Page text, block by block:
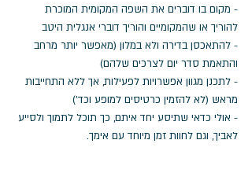
- מקום בו דוברים את השפה המקומית המוכרת
להוריך או שהמקומיים והוריך דוברי אנגלית היטב
- להתאכסן בדירה ולא במלון (מאפשר יותר מרחב
והתאמת סדר יום לצרכים שלהם)
- לתכנן מגוון אפשרויות לפעילות, אך ללא התחייבות
מראש (לא להזמין כרטיסים למופע וכד')
- אולי כדאי שתיסע יחד איתם, כך תוכל לתמוך ולסייע
לאביך, וגם לחוות זמן מיוחד עם אימך.